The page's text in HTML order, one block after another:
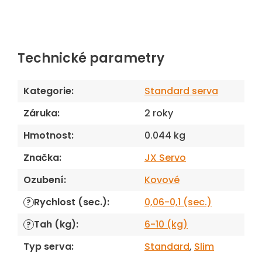
Technické parametry
Kategorie:
Standard serva
Záruka:
2 roky
Hmotnost:
0.044 kg
Značka:
JX Servo
Ozubení: Kovové
? Rychlost (sec.): 0,06-0,1 (sec.)
? Tah (kg):
6-10 (kg)
Typ serva: Standard, Slim